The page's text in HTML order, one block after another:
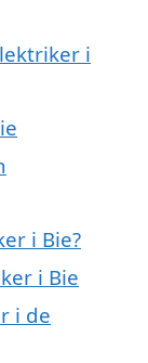
i
i Bie?
i Bie
i de